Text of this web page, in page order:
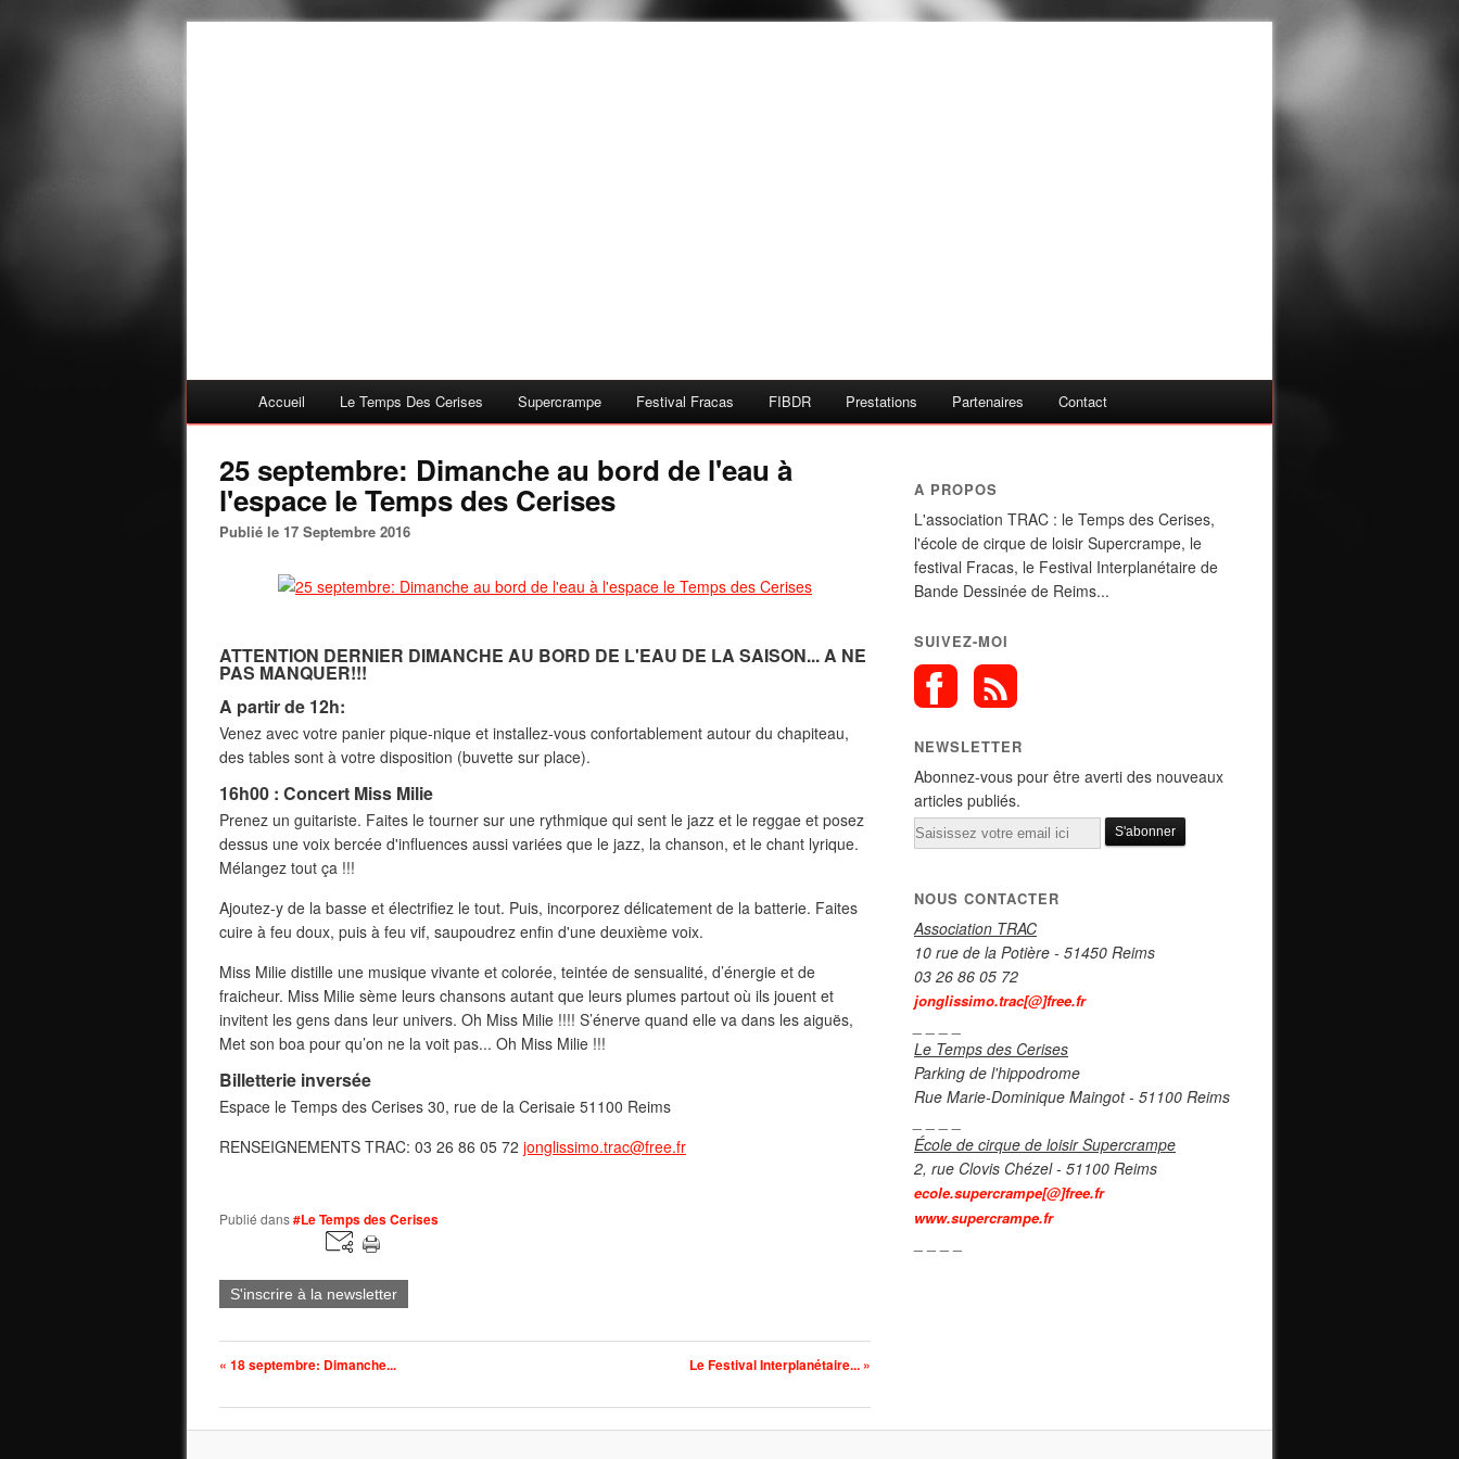
Accueil Le Temps Des Cerises Supercrampe Festival Fracas FIBDR Prestations Partenaires Contact
25 septembre: Dimanche au bord de l'eau à
l'espace le Temps des Cerises
Publié le 17 Septembre 2016
ATTENTION DERNIER DIMANCHE AU BORD DE L'EAU DE LA SAISON... A NE
PAS MANQUER!!!
A partir de 12h:
Venez avec votre panier pique-nique et installez-vous confortablement autour du chapiteau,
des tables sont à votre disposition (buvette sur place).
16h00 : Concert Miss Milie
Prenez un guitariste. Faites le tourner sur une rythmique qui sent le jazz et le reggae et posez
dessus une voix bercée d'influences aussi variées que le jazz, la chanson, et le chant lyrique.
Mélangez tout ça !!!
Ajoutez-y de la basse et électrifiez le tout. Puis, incorporez délicatement de la batterie. Faites
cuire à feu doux, puis à feu vif, saupoudrez enfin d'une deuxième voix.
Miss Milie distille une musique vivante et colorée, teintée de sensualité, d’énergie et de
fraicheur. Miss Milie sème leurs chansons autant que leurs plumes partout où ils jouent et
invitent les gens dans leur univers. Oh Miss Milie !!!! S’énerve quand elle va dans les aiguës,
Met son boa pour qu’on ne la voit pas... Oh Miss Milie !!!
Billetterie inversée
Espace le Temps des Cerises 30, rue de la Cerisaie 51100 Reims
RENSEIGNEMENTS TRAC: 03 26 86 05 72 jonglissimo.trac@free.fr
Publié dans#Le Temps des Cerises
S'inscrire à la newsletter
« 18 septembre: Dimanche... Le Festival Interplanétaire... »
A PROPOS
L'association TRAC : le Temps des Cerises,
l'école de cirque de loisir Supercrampe, le
festival Fracas, le Festival Interplanétaire de
Bande Dessinée de Reims...
SUIVEZ-MOI
NEWSLETTER
Abonnez-vous pour être averti des nouveaux
articles publiés.
Email
NOUS CONTACTER
Association TRAC
10 rue de la Potière - 51450 Reims
03 26 86 05 72
jonglissimo.trac[@]free.fr
Le Temps des Cerises
Parking de l'hippodrome
Rue Marie-Dominique Maingot - 51100 Reims
École de cirque de loisir Supercrampe
2, rue Clovis Chézel - 51100 Reims
ecole.supercrampe[@]free.fr
www.supercrampe.fr